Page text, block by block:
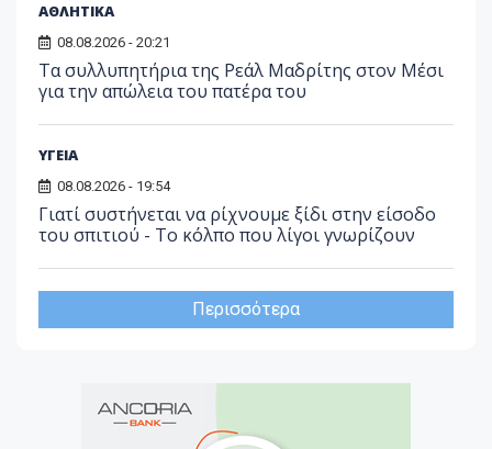
ΑΘΛΗΤΙΚΑ
08.08.2026 - 20:21
Τα συλλυπητήρια της Ρεάλ Μαδρίτης στον Μέσι
για την απώλεια του πατέρα του
ΥΓΕΙΑ
08.08.2026 - 19:54
Γιατί συστήνεται να ρίχνουμε ξίδι στην είσοδο
του σπιτιού - Το κόλπο που λίγοι γνωρίζουν
Περισσότερα